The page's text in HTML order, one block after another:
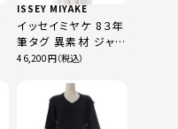
ISSEY MIYAKE
イッセイミヤケ 8３年
筆タグ 異素材 ジャケ
ット アウター
46,200